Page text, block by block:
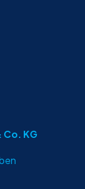
Co. KG